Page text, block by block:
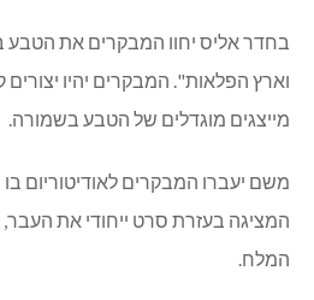
בחדר אליס יחוו המבקרים את הטבע
וארץ הפלאות". המבקרים יהיו
מייצגים מוגדלים של הטבע בשמורה.
משם יעברו המבקרים לאודיטוריום בו
המציגה בעזרת סרט ייחודי את העבר,
המלח.